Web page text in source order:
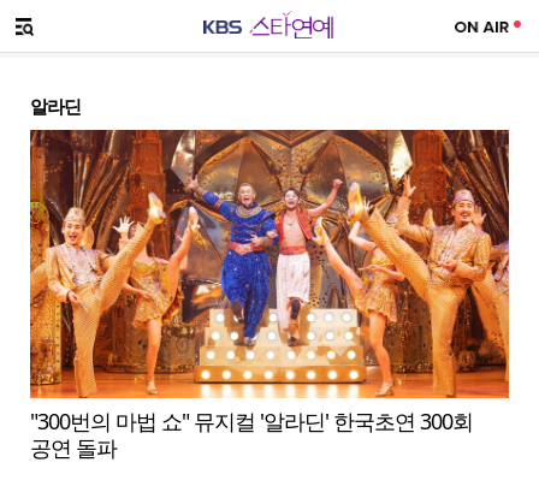
메뉴 열기
알라딘
"300번의 마법 쇼" 뮤지컬 '알라딘' 한국초연 300회
공연 돌파